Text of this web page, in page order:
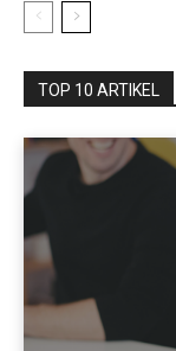
TOP 10 ARTIKEL